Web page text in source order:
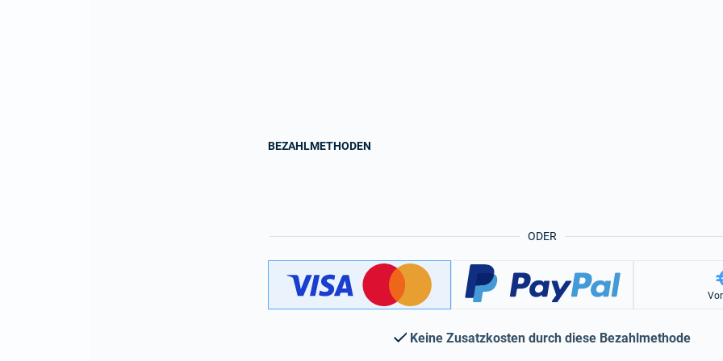
ODER
BEZAHLMETHODEN
Keine Zusatzkosten durch diese Bezahlmethode